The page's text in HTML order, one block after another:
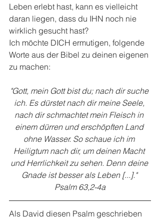
Leben erlebt hast, kann es vielleicht
daran liegen, dass du IHN noch nie
wirklich gesucht hast?
Ich möchte DICH ermutigen, folgende
Worte aus der Bibel zu deinen eigenen
zu machen:
"Gott, mein Gott bist du; nach dir suche
ich. Es dürstet nach dir meine Seele,
nach dir schmachtet mein Fleisch in
einem dürren und erschöpften Land
ohne Wasser. So schaue ich im
Heiligtum nach dir, um deinen Macht
und Herrlichkeit zu sehen. Denn deine
Gnade ist besser als Leben [...]."
Psalm 63,2-4a
Als David diesen Psalm geschrieben